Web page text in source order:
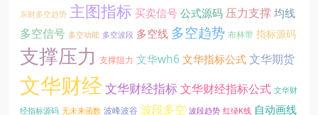
东财多空趋势 主图指标 买卖信号公式源码 压力支撑 均线
多空信号 多空动能 多空波段 多空线 多空趋势 布林带 指标源码
支撑压力 支撑阻力 文华wh6 文华指标公式文华期货
文华财经文华财经指标文华财经指标公式 文华财
经指标源码 无未来函数 波峰波谷 波段多空 波段趋势 红绿K线 自动画线